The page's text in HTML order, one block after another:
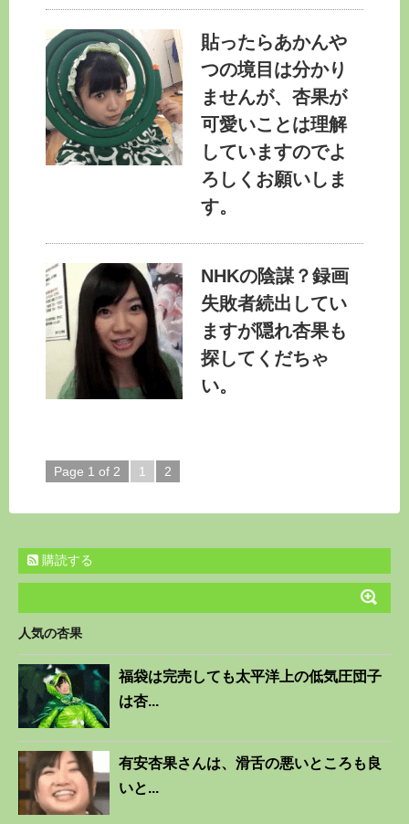
貼ったらあかんや
つの境目は分かり
ませんが、杏果が
可愛いことは理解
していますのでよ
ろしくお願いしま
す。
NHKの陰謀？録画
失敗者続出してい
ますが隠れ杏果も
探してくだちゃ
い。
Page 1 of 2 1 2
購読する
人気の杏果
福袋は完売しても太平洋上の低気圧団子
は杏...
有安杏果さんは、滑舌の悪いところも良
いと...